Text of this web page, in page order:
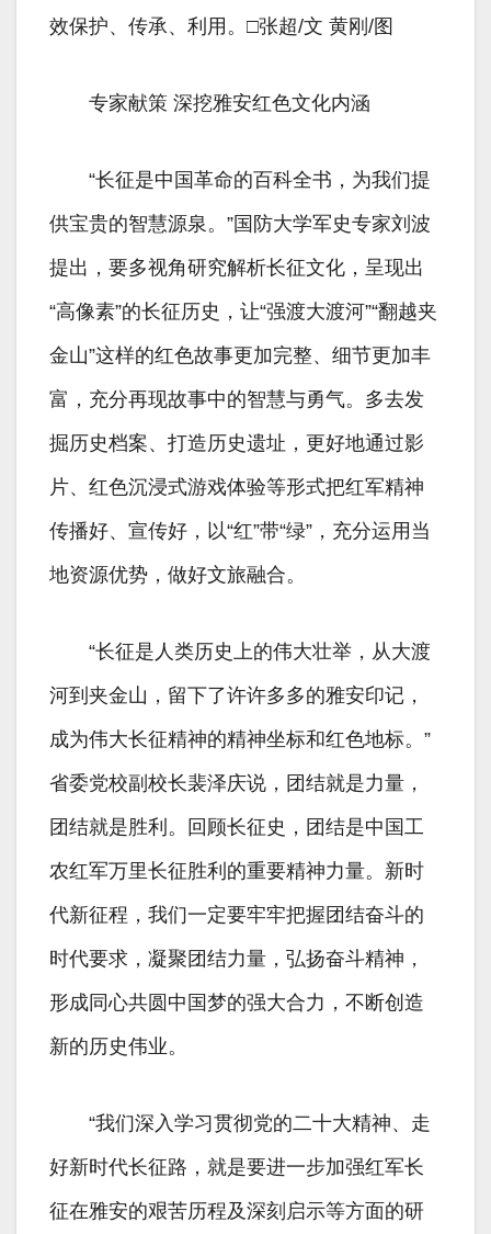
效保护、传承、利用。□张超/文 黄刚/图
专家献策 深挖雅安红色文化内涵
“长征是中国革命的百科全书，为我们提
供宝贵的智慧源泉。”国防大学军史专家刘波
提出，要多视角研究解析长征文化，呈现出
“高像素”的长征历史，让“强渡大渡河”“翻越夹
金山”这样的红色故事更加完整、细节更加丰
富，充分再现故事中的智慧与勇气。多去发
掘历史档案、打造历史遗址，更好地通过影
片、红色沉浸式游戏体验等形式把红军精神
传播好、宣传好，以“红”带“绿”，充分运用当
地资源优势，做好文旅融合。
“长征是人类历史上的伟大壮举，从大渡
河到夹金山，留下了许许多多的雅安印记，
成为伟大长征精神的精神坐标和红色地标。”
省委党校副校长裴泽庆说，团结就是力量，
团结就是胜利。回顾长征史，团结是中国工
农红军万里长征胜利的重要精神力量。新时
代新征程，我们一定要牢牢把握团结奋斗的
时代要求，凝聚团结力量，弘扬奋斗精神，
形成同心共圆中国梦的强大合力，不断创造
新的历史伟业。
“我们深入学习贯彻党的二十大精神、走
好新时代长征路，就是要进一步加强红军长
征在雅安的艰苦历程及深刻启示等方面的研